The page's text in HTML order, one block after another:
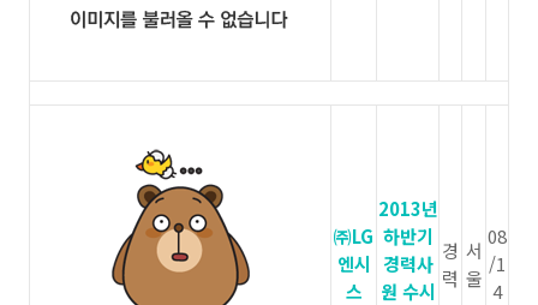
㈜LG
엔시
스
2013년
하반기
경력사
원 수시
경
력
서
울
08
/1
4